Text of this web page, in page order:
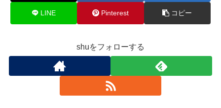
LINE Pinterest コピー
shuをフォローする